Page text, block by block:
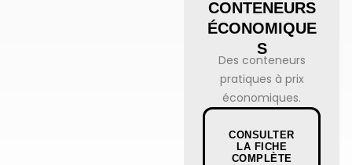
CONTENEURS
ÉCONOMIQUE
S
Des conteneurs
pratiques à prix
économiques.
CONSULTER
LA FICHE
COMPLÈTE